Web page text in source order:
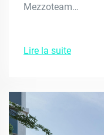
Mezzoteam…
Lire la suite